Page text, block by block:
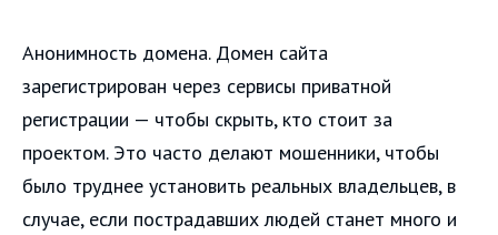
Анонимность домена. Домен сайта
зарегистрирован через сервисы приватной
регистрации — чтобы скрыть, кто стоит за
проектом. Это часто делают мошенники, чтобы
было труднее установить реальных владельцев, в
случае, если пострадавших людей станет много и